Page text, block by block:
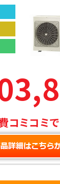
コミコミで